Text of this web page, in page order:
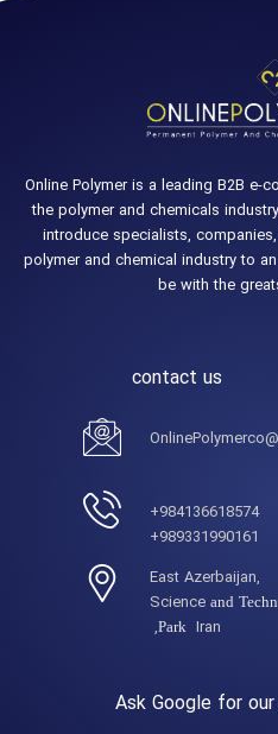
Online Polymer is a leading B2B
the polymer and chemicals
introduce specialists,
polymer and chemical industry to
be with the
contact us
984136618574+
989331990161+
,East Azerbaijan
Science and
Park Iran,
Ask Google for